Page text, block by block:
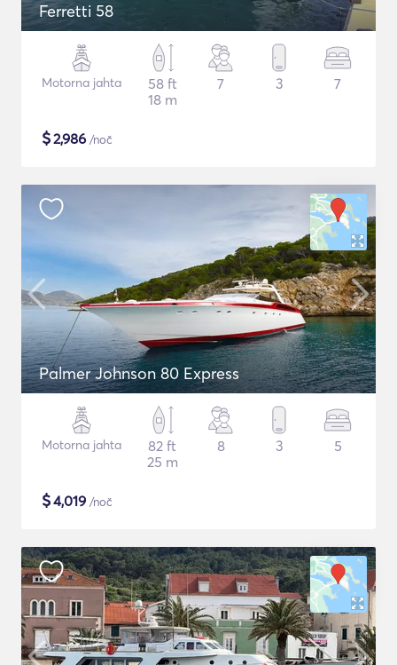
Ferretti 58
Motorna jahta
58 ft
18 m
7 3 7
$2,986 /noč
Palmer Johnson 80 Express
Motorna jahta
82 ft
25 m
8 3 5
$4,019 /noč